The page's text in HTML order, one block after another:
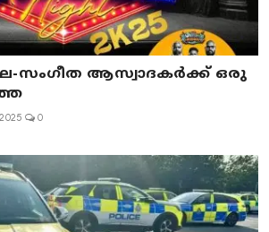
സംഗീത ആസ്വാദകര്‍ക്ക് ഒരു
0